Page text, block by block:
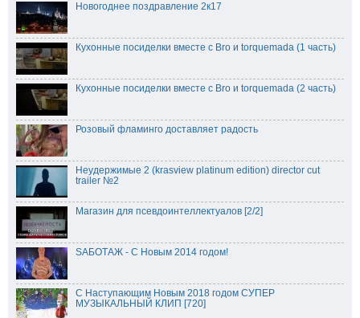
Новогоднее поздравление 2к17
Кухонные посиделки вместе с Bro и torquemada (1 часть)
Кухонные посиделки вместе с Bro и torquemada (2 часть)
Розовый фламинго доставляет радость
Неудержимые 2 (krasview platinum edition) director cut
trailer №2
Магазин для псевдоинтеллектуалов [2/2]
SАБОТАЖ - С Новым 2014 годом!
С Наступающим Новым 2018 годом СУПЕР
МУЗЫКАЛЬНЫЙ КЛИП [720]